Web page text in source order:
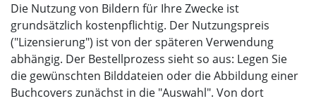
Die Nutzung von Bildern für Ihre Zwecke ist
grundsätzlich kostenpflichtig. Der Nutzungspreis
("Lizensierung") ist von der späteren Verwendung
abhängig. Der Bestellprozess sieht so aus: Legen Sie
die gewünschten Bilddateien oder die Abbildung einer
Buchcovers zunächst in die "Auswahl". Von dort